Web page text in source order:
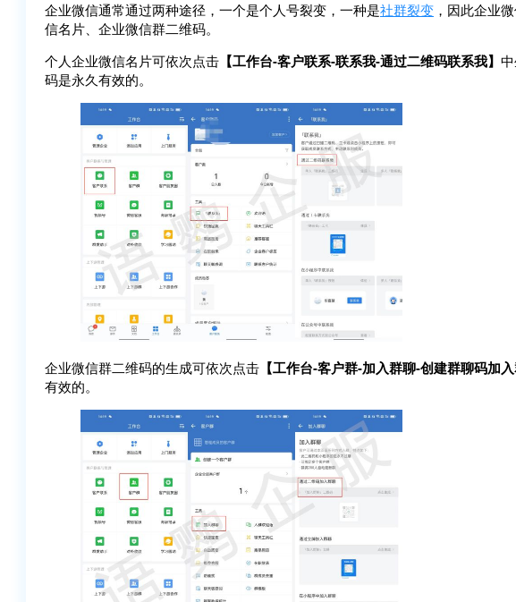
企业微信通常通过两种途径，一个是个人号裂变，一种是社群裂变 ，因此企业
信名片、企业微信群二维码。
个人企业微信名片可依次点击 【工作台-客户联系-联系我-通过二维码联系我】
码是永久有效的。
企业微信群二维码的生成可依次点击 【工作台-客户群-加入群聊-创建群聊码加入
有效的。